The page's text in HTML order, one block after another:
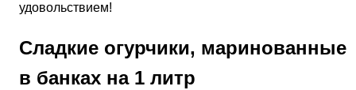
удовольствием!
Сладкие огурчики, маринованные
в банках на 1 литр